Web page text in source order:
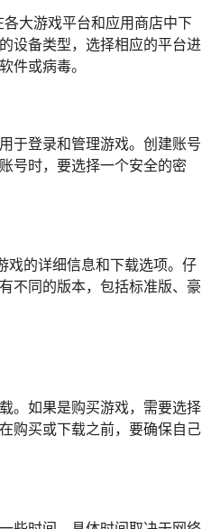
大游戏平台和应用商店中下
设备类型，选择相应的平台进
件或病毒。
于登录和管理游戏。创建账号
号时，要选择一个安全的密
戏的详细信息和下载选项。仔
不同的版本，包括标准版、豪
。如果是购买游戏，需要选择
购买或下载之前，要确保自己